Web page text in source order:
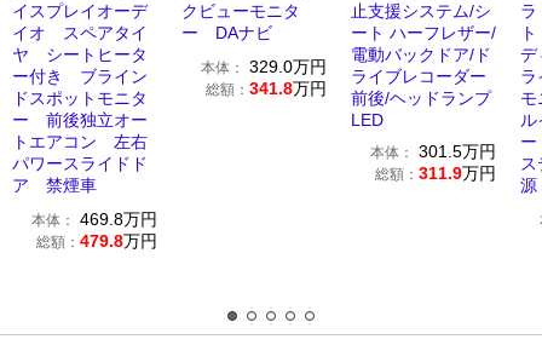
イスプレイオーデ
イオ スペアタイ
ヤ シートヒータ
ー付き ブライン
ドスポットモニタ
ー 前後独立オー
トエアコン 左右
パワースライドド
ア 禁煙車
本体： 469.8万円
総額： 479.8万円
クビューモニタ
ー DAナビ
本体： 329.0万円
総額： 341.8万円
止支援システム/シ
ート ハーフレザー/
電動バックドア/ド
ライブレコーダー
前後/ヘッドランプ
LED
本体： 301.5万円
総額： 311.9万円
デ
ラ